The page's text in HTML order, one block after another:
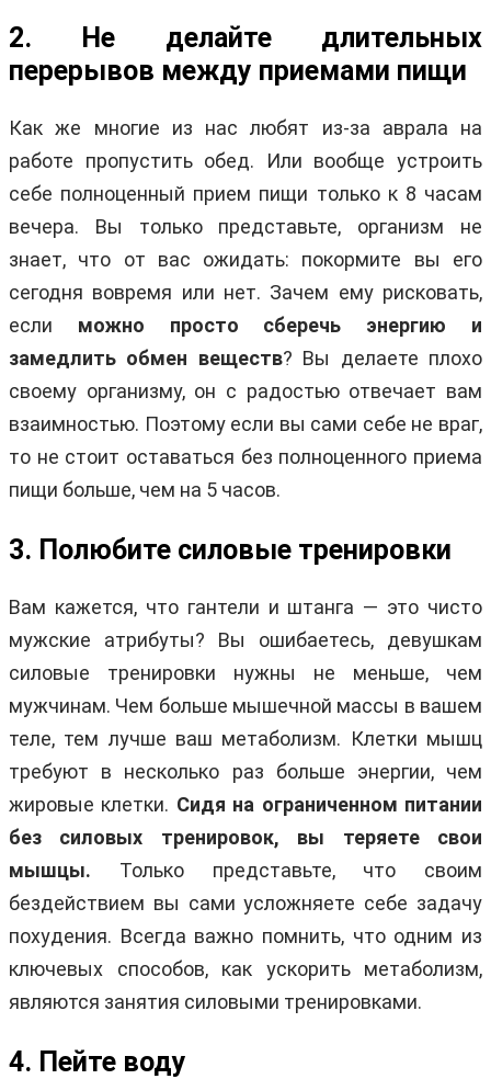
2. Не делайте длительных
перерывов между приемами пищи
Как же многие из нас любят из-за аврала на
работе пропустить обед. Или вообще устроить
себе полноценный прием пищи только к 8 часам
вечера. Вы только представьте, организм не
знает, что от вас ожидать: покормите вы его
сегодня вовремя или нет. Зачем ему рисковать,
если можно просто сберечь энергию и
замедлить обмен веществ? Вы делаете плохо
своему организму, он с радостью отвечает вам
взаимностью. Поэтому если вы сами себе не враг,
то не стоит оставаться без полноценного приема
пищи больше, чем на 5 часов.
3. Полюбите силовые тренировки
Вам кажется, что гантели и штанга — это чисто
мужские атрибуты? Вы ошибаетесь, девушкам
силовые тренировки нужны не меньше, чем
мужчинам. Чем больше мышечной массы в вашем
теле, тем лучше ваш метаболизм. Клетки мышц
требуют в несколько раз больше энергии, чем
жировые клетки. Сидя на ограниченном питании
без силовых тренировок, вы теряете свои
мышцы. Только представьте, что своим
бездействием вы сами усложняете себе задачу
похудения. Всегда важно помнить, что одним из
ключевых способов, как ускорить метаболизм,
являются занятия силовыми тренировками.
4. Пейте воду